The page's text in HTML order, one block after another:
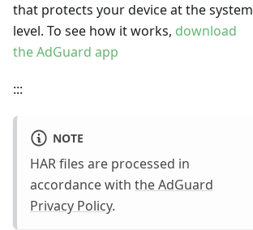
that protects your device at the system
level. To see how it works, download
the AdGuard app
:::
NOTE
HAR files are processed in
accordance with the AdGuard
Privacy Policy.